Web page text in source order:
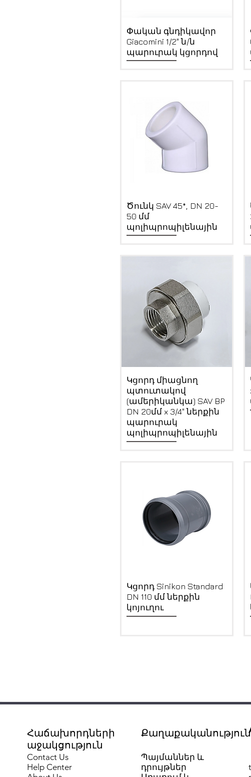
Quick View
Փական գնդիկավոր
Giacomini 1/2" ն/ն
պարուրակ կցորդով
Quick View
Ծունկ SAV 45*, DN 20-
50 մմ
պոլիպրոպիլենային
Quick View
Կցորդ միացնող
պտուտակով
(ամերիկանկա) SAV BP
DN 20մմ x 3/4" ներքին
պարուրակ
պոլիպրոպիլենային
Quick View
Կցորդ Sinikon Standard
DN 110 մմ ներքին
կոյուղու
Հաճախորդների
աջակցություն
Քաղաքականություն
Contact Us
Help Center
Պայմաններ և
դրույթներ